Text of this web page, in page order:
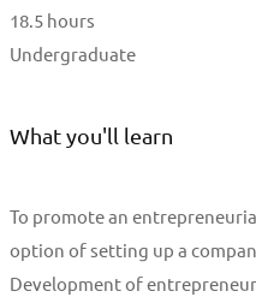
18.5 hours
Undergraduate
What you'll learn
To promote an
option of setting up a
Development of